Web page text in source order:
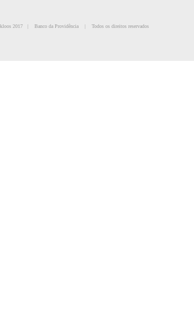
2017 | Banco da Providência | Todos os direitos reservados